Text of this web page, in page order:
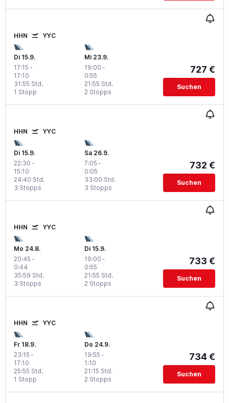
HHN YYC
Di 15.9.
17:15 -
17:10
1 Stopp
31:55 Std.
Mi 23.9.
19:00 -
0:55
2 Stopps
21:55 Std.
727 €
Suchen
HHN YYC
Di 15.9.
22:30 -
15:10
3 Stopps
24:40 Std.
Sa 26.9.
7:05 -
0:05
3 Stopps
33:00 Std.
732 €
Suchen
HHN YYC
Mo 24.8.
20:45 -
0:44
3 Stopps
35:59 Std.
Di 15.9.
19:00 -
0:55
2 Stopps
21:55 Std.
733 €
Suchen
HHN YYC
Fr 18.9.
23:15 -
17:10
1 Stopp
25:55 Std.
Do 24.9.
19:55 -
1:10
2 Stopps
21:15 Std.
734 €
Suchen